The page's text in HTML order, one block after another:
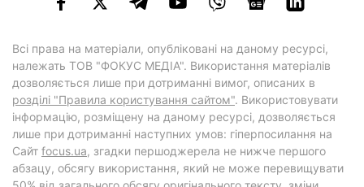
Всі права на матеріали, опубліковані на даному ресурсі,
належать ТОВ "ФОКУС МЕДІА". Використання матеріалів
дозволяється лише при дотриманні вимог, описаних в
розділі "Правила користування сайтом". Використовувати
інформацію, розміщену на даному ресурсі, дозволяється
лише при дотриманні наступних умов: гіперпосилання на
Cайт focus.ua, згадки першоджерела не нижче першого
абзацу, обсягу використання, який не може перевищувати